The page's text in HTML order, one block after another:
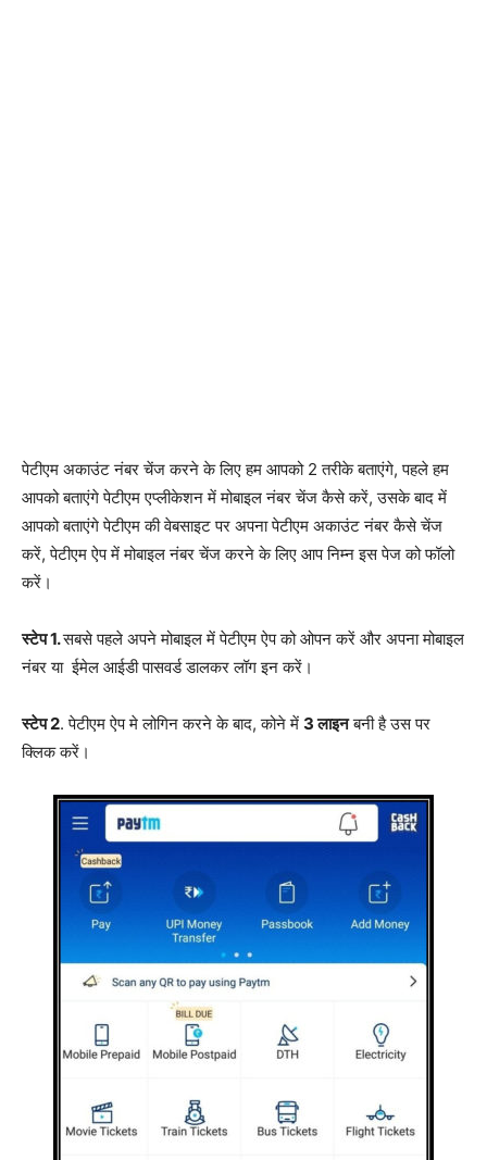
पेटीएम अकाउंट नंबर चेंज करने के लिए हम आपको 2 तरीके बताएंगे, पहले हम
आपको बताएंगे पेटीएम एप्लीकेशन में मोबाइल नंबर चेंज कैसे करें, उसके बाद में
आपको बताएंगे पेटीएम की वेबसाइट पर अपना पेटीएम अकाउंट नंबर कैसे चेंज
करें, पेटीएम ऐप में मोबाइल नंबर चेंज करने के लिए आप निम्न इस पेज को फॉलो
करें।
स्टेप 1.सबसे पहले अपने मोबाइल में पेटीएम ऐप को ओपन करें और अपना मोबाइल
नंबर या ईमेल आईडी पासवर्ड डालकर लॉग इन करें।
स्टेप 2. पेटीएम ऐप मे लोगिन करने के बाद, कोने में 3 लाइनबनी है उस पर
क्लिक करें।